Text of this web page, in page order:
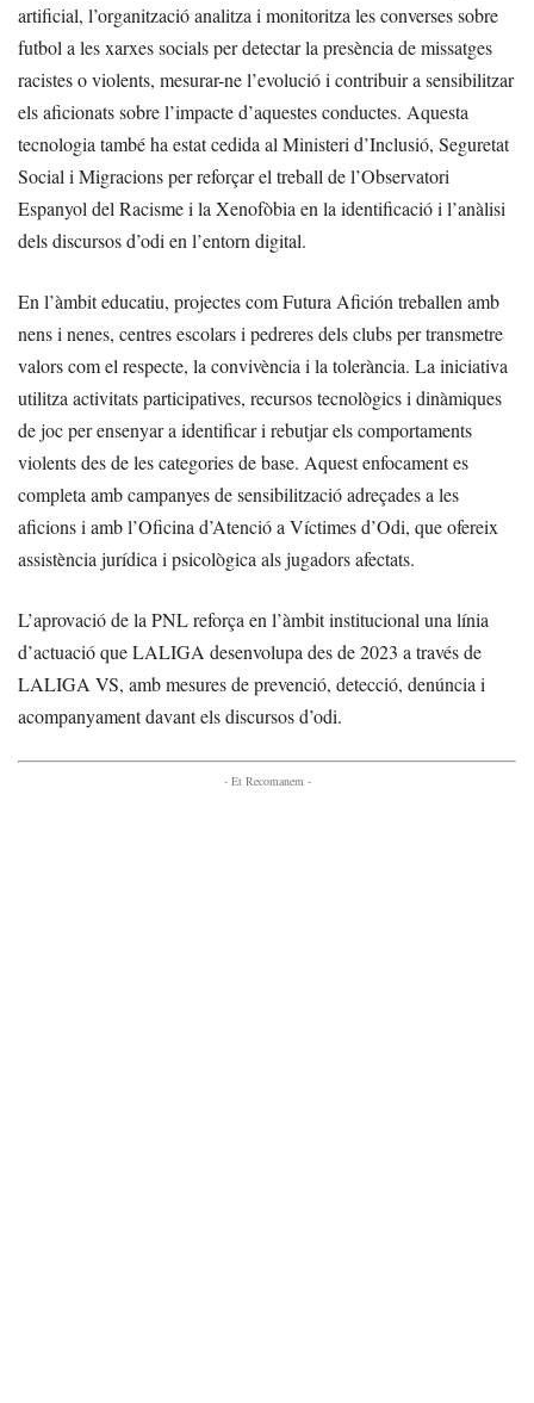
artificial, l’organització analitza i monitoritza les converses sobre
futbol a les xarxes socials per detectar la presència de missatges
racistes o violents, mesurar-ne l’evolució i contribuir a sensibilitzar
els aficionats sobre l’impacte d’aquestes conductes. Aquesta
tecnologia també ha estat cedida al Ministeri d’Inclusió, Seguretat
Social i Migracions per reforçar el treball de l’Observatori
Espanyol del Racisme i la Xenofòbia en la identificació i l’anàlisi
dels discursos d’odi en l’entorn digital.
En l’àmbit educatiu, projectes com Futura Afición treballen amb
nens i nenes, centres escolars i pedreres dels clubs per transmetre
valors com el respecte, la convivència i la tolerància. La iniciativa
utilitza activitats participatives, recursos tecnològics i dinàmiques
de joc per ensenyar a identificar i rebutjar els comportaments
violents des de les categories de base. Aquest enfocament es
completa amb campanyes de sensibilització adreçades a les
aficions i amb l’Oficina d’Atenció a Víctimes d’Odi, que ofereix
assistència jurídica i psicològica als jugadors afectats.
L’aprovació de la PNL reforça en l’àmbit institucional una línia
d’actuació que LALIGA desenvolupa des de 2023 a través de
LALIGA VS, amb mesures de prevenció, detecció, denúncia i
acompanyament davant els discursos d’odi.
- Et Recomanem -